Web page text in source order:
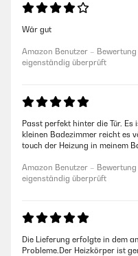
Wär gut
Amazon Benutzer –
eigenständig überprüft
Passt perfekt hinter die Tür.
kleinen Badezimmer reicht es
touch der Heizung in meinem
Amazon Benutzer –
eigenständig überprüft
Die Lieferung erfolgte in dem
Probleme.Der Heizkörper ist